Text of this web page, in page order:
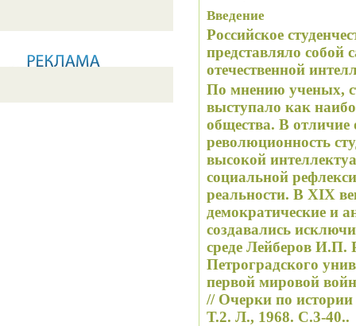
Введение
Российское
представляло собой с
отечественной
По мнению ученых,
выступало как
общества. В отличие
революционность
высокой
социальной
реальности. В XIX
демократические и
создавались
среде Лейберов И.П.
Петроградского
первой мировой
// Очерки по истории
Т.2. Л., 1968. С.3-40..